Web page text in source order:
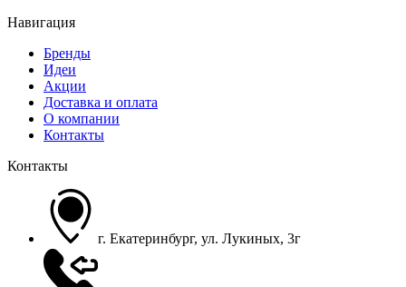
Навигация
Бренды
Идеи
Акции
Доставка и оплата
О компании
Контакты
Контакты
г. Екатеринбург, ул. Лукиных, 3г